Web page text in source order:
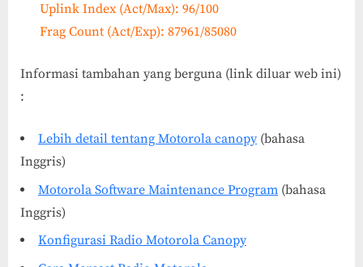
Uplink Index (Act/Max): 96/100
Frag Count (Act/Exp): 87961/85080
Informasi tambahan yang berguna (link diluar web ini)
:
Lebih detail tentang Motorola canopy(bahasa
Inggris)
Motorola Software Maintenance Program (bahasa
Inggris)
Konfigurasi Radio Motorola Canopy